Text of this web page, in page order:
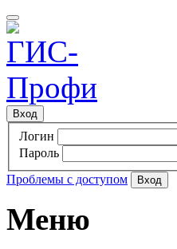
Вход
Логин
Пароль
Проблемы с доступом
Меню